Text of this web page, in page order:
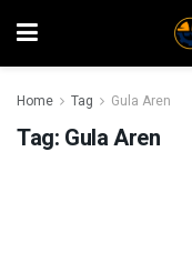
Home Tag Gula Aren
Tag: Gula Aren